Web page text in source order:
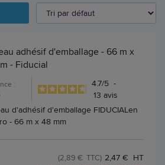
adhésif d'emballage - 66 m x
- Fiducial
:
4.7/5 -
13 avis
d'adhésif d'emballage FIDUCIALen
- 66 m x 48 mm
2,47 € HT
(2,89 € TTC)